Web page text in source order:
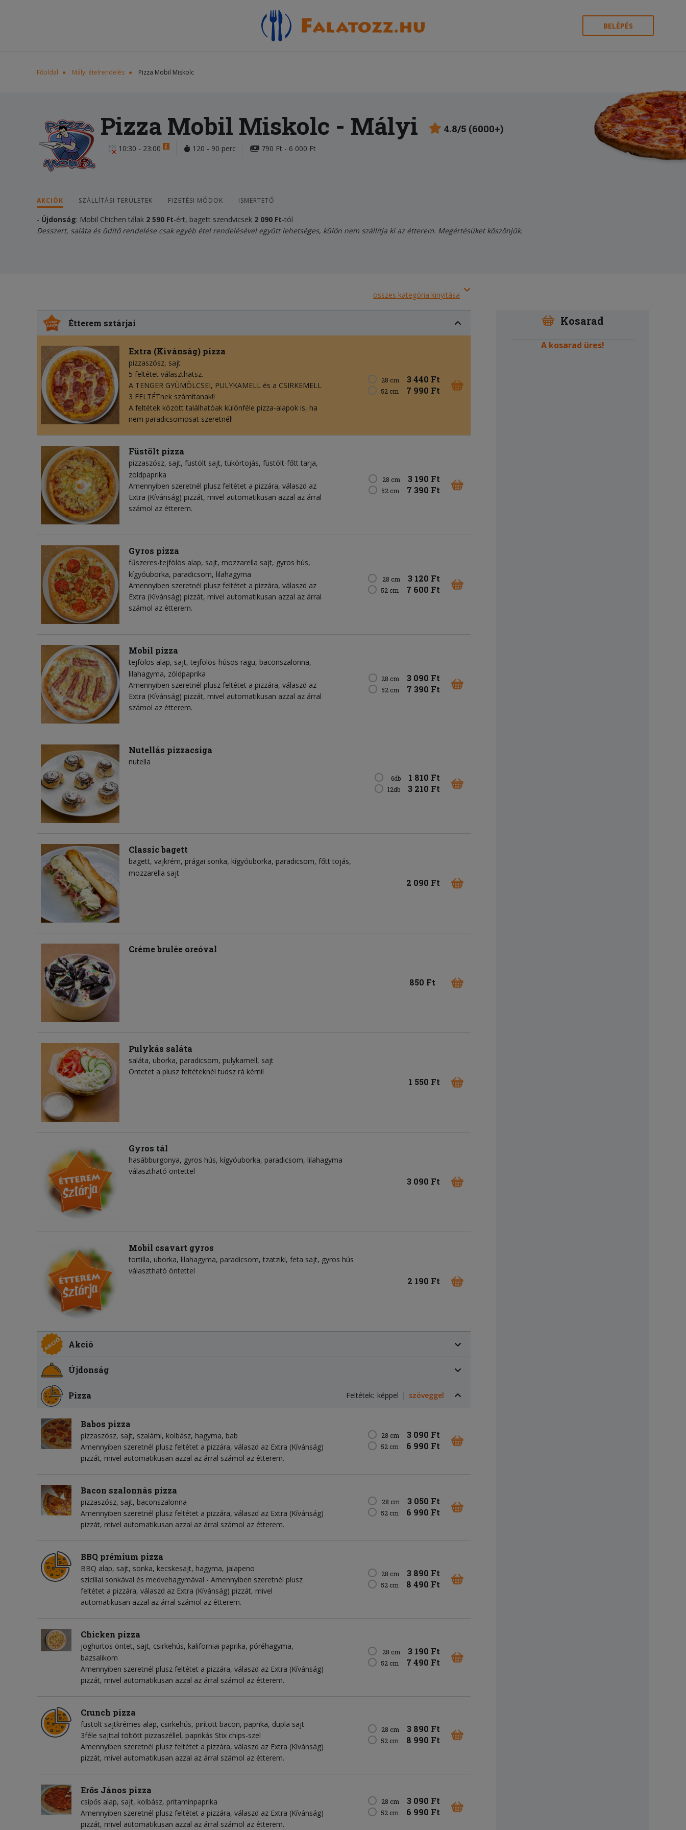
BELÉPÉS
Főoldal Mályi ételrendelés Pizza Mobil Miskolc
Pizza Mobil Miskolc - Mályi 4.8/5 (6000+)
10:30 - 23:00 120 - 90 perc 790 Ft - 6 000 Ft
AKCIÓK SZÁLLÍTÁSI TERÜLETEK FIZETÉSI MÓDOK ISMERTETŐ
- Újdonság: Mobil Chichen tálak 2 590 Ft-ért, bagett szendvicsek 2 090 Ft-tól
Desszert, saláta és üdítő rendelése csak egyéb étel rendelésével együtt lehetséges, külön nem szállítja ki az étterem. Megértésüket köszönjük.
összes kategória kinyitása
Étterem sztárjai
Extra (Kívánság) pizza
pizzaszósz sajt
5 feltétet választhatsz.
A TENGER GYÜMÖLCSEI, PULYKAMELL és a CSIRKEMELL
3 FELTÉTnek számítanak!!
A feltétek között találhatóak különféle pizza-alapok is, ha
nem paradicsomosat szeretnél!
28 cm 3 440 Ft
52 cm 7 990 Ft
Füstölt pizza
pizzaszósz sajt füstölt sajt tükörtojás füstölt-főtt tarja
zöldpaprika
Amennyiben szeretnél plusz feltétet a pizzára, válaszd az
Extra (Kívánság) pizzát, mivel automatikusan azzal az árral
számol az étterem.
28 cm 3 190 Ft
52 cm 7 390 Ft
Gyros pizza
fűszeres-tejfölös alap sajt mozzarella sajt gyros hús
kígyóuborka paradicsom lilahagyma
Amennyiben szeretnél plusz feltétet a pizzára, válaszd az
Extra (Kívánság) pizzát, mivel automatikusan azzal az árral
számol az étterem.
28 cm 3 120 Ft
52 cm 7 600 Ft
Mobil pizza
tejfölös alap sajt tejfölös-húsos ragu baconszalonna
lilahagyma zöldpaprika
Amennyiben szeretnél plusz feltétet a pizzára, válaszd az
Extra (Kívánság) pizzát, mivel automatikusan azzal az árral
számol az étterem.
28 cm 3 090 Ft
52 cm 7 390 Ft
Nutellás pizzacsiga
nutella
6db 1 810 Ft
12db 3 210 Ft
Classic bagett
bagett vajkrém prágai sonka kígyóuborka paradicsom főtt tojás
mozzarella sajt
2 090 Ft
Créme brulée oreóval
850 Ft
Pulykás saláta
saláta uborka paradicsom pulykamell sajt
Öntetet a plusz feltéteknél tudsz rá kérni!
1 550 Ft
Gyros tál
hasábburgonya gyros hús kígyóuborka paradicsom lilahagyma
választható öntettel
3 090 Ft
Mobil csavart gyros
tortilla uborka lilahagyma paradicsom tzatziki feta sajt gyros hús
választható öntettel
2 190 Ft
Akció
Újdonság
Pizza Feltétek: képpel szöveggel
Babos pizza
pizzaszósz sajt szalámi kolbász hagyma bab
Amennyiben szeretnél plusz feltétet a pizzára, válaszd az Extra (Kívánság)
pizzát, mivel automatikusan azzal az árral számol az étterem.
28 cm 3 090 Ft
52 cm 6 990 Ft
Bacon szalonnás pizza
pizzaszósz sajt baconszalonna
Amennyiben szeretnél plusz feltétet a pizzára, válaszd az Extra (Kívánság)
pizzát, mivel automatikusan azzal az árral számol az étterem.
28 cm 3 050 Ft
52 cm 6 990 Ft
BBQ prémium pizza
BBQ alap sajt sonka kecskesajt hagyma jalapeno
szicíliai sonkával és medvehagymával - Amennyiben szeretnél plusz
feltétet a pizzára, válaszd az Extra (Kívánság) pizzát, mivel
automatikusan azzal az árral számol az étterem.
28 cm 3 890 Ft
52 cm 8 490 Ft
Chicken pizza
joghurtos öntet sajt csirkehús kaliforniai paprika póréhagyma
bazsalikom
Amennyiben szeretnél plusz feltétet a pizzára, válaszd az Extra (Kívánság)
pizzát, mivel automatikusan azzal az árral számol az étterem.
28 cm 3 190 Ft
52 cm 7 490 Ft
Crunch pizza
füstölt sajtkrémes alap csirkehús pirított bacon paprika dupla sajt
3féle sajttal töltött pizzaszéllel, paprikás Stix chips-szel
Amennyiben szeretnél plusz feltétet a pizzára, válaszd az Extra (Kívánság)
pizzát, mivel automatikusan azzal az árral számol az étterem.
28 cm 3 890 Ft
52 cm 8 990 Ft
Erős János pizza
csípős alap sajt kolbász pritaminpaprika
Amennyiben szeretnél plusz feltétet a pizzára, válaszd az Extra (Kívánság)
pizzát, mivel automatikusan azzal az árral számol az étterem.
28 cm 3 090 Ft
52 cm 6 990 Ft
Kosarad
A kosarad üres!